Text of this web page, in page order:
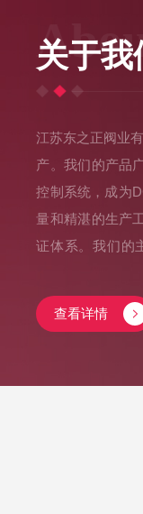
关于我
江苏东之正阀业
产。我们的产品
控制系统，成为
量和精湛的生产
证体系。我们的
程等多个领域。
及安装的一站式
兼容的产品。江
不断创新，为广
查看详情